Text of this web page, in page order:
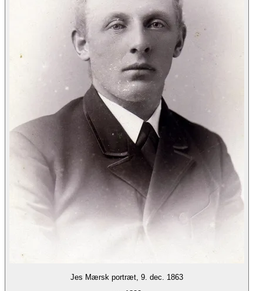
Jes Mærsk portræt, 9. dec. 1863